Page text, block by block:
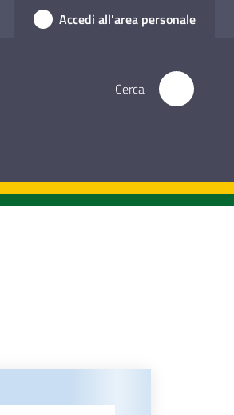
Accedi all'area personale
Cerca